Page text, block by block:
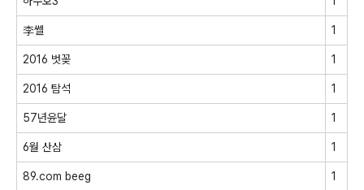
李쎌 1
2016 벗꽂 1
2016 탐석 1
57년윤달 1
6월 산삼 1
89.com beeg 1